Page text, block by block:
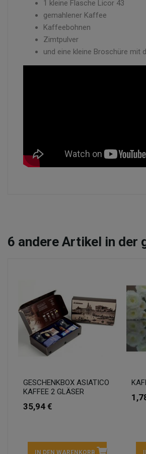
1 kleine Flasche Licor 43
gemahlener Kaffee
Kaffeebohnen
Zimtpulver
und eine kleine Broschüre mit
6 andere Artikel in der
GESCHENKBOX ASIATICO
KAFFEE 2 GLÄSER
35,94 €